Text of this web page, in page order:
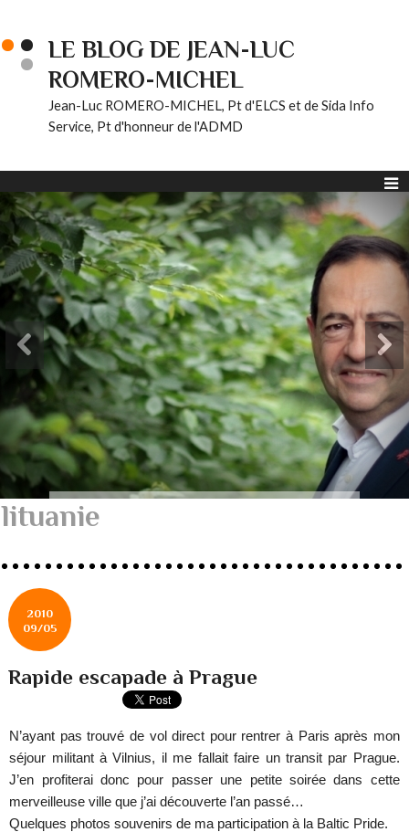
LE BLOG DE JEAN-LUC
ROMERO-MICHEL
Jean-Luc ROMERO-MICHEL, Pt d'ELCS et de Sida Info
Service, Pt d'honneur de l'ADMD
lituanie
2010
09/05
Rapide escapade à Prague
N’ayant pas trouvé de vol direct pour rentrer à Paris après mon
séjour militant à Vilnius, il me fallait faire un transit par Prague.
J’en profiterai donc pour passer une petite soirée dans cette
merveilleuse ville que j’ai découverte l’an passé…
Quelques photos souvenirs de ma participation à la Baltic Pride.